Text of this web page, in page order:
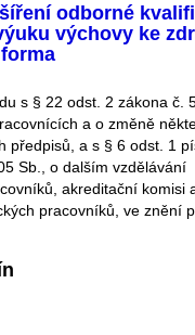
odborné
výchovy ke
s § 22 odst. 2 zákona č.
a o změně
předpisů, a s § 6 odst. 1
Sb., o dalším vzdělávání
akreditační komisi
pracovníků, ve znění